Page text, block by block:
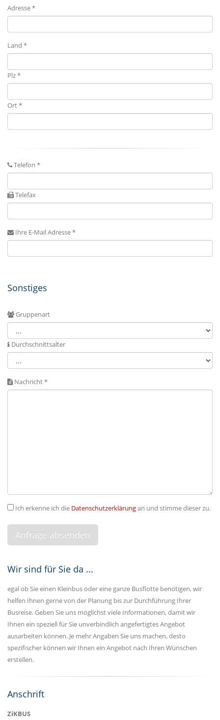
Adresse *
Land *
Plz *
Ort *
Telefon *
Telefax
Ihre E-Mail Adresse *
Sonstiges
Gruppenart
Durchschnittsalter
Nachricht *
Ich erkenne ich die Datenschutzerklärungan und stimme dieser zu.
Wir sind für Sie da ...
egal ob Sie einen Kleinbus oder eine ganze Busflotte benötigen, wir
helfen Ihnen gerne von der Planung bis zur Durchführung Ihrer
Busreise. Geben Sie uns möglichst viele Informationen, damit wir
Ihnen ein speziell für Sie unverbindlich angefertigtes Angebot
ausarbeiten können. Je mehr Angaben Sie uns machen, desto
spezifischer können wir Ihnen ein Angebot nach Ihren Wünschen
erstellen.
Anschrift
ZiKBUS